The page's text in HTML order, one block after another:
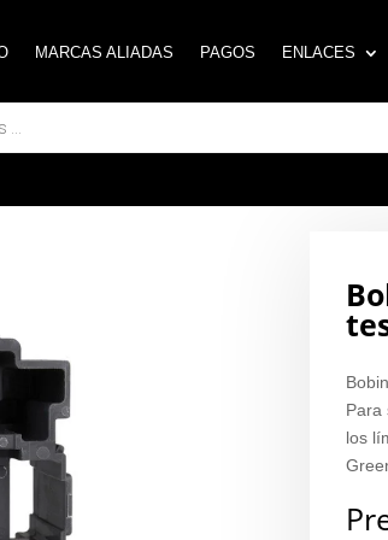
MARCAS ALIADAS PAGOS ENLACES
MARCAS ALIADAS PAGOS ENLACES
Para
los